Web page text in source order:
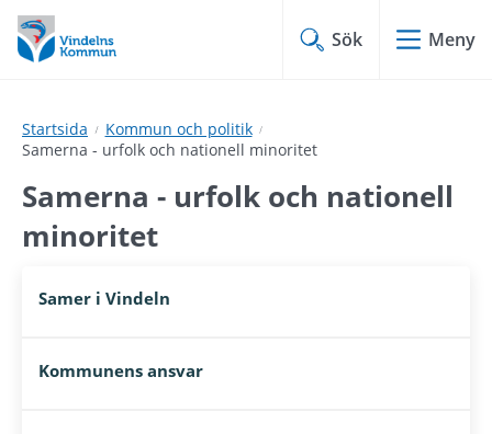
Hoppa
till
innehåll
Hoppa
till
undermeny
Sök Meny
Startsida
Kommun och politik
Samerna - urfolk och nationell minoritet
Samerna - urfolk och nationell
minoritet
Samer i Vindeln
Kommunens ansvar